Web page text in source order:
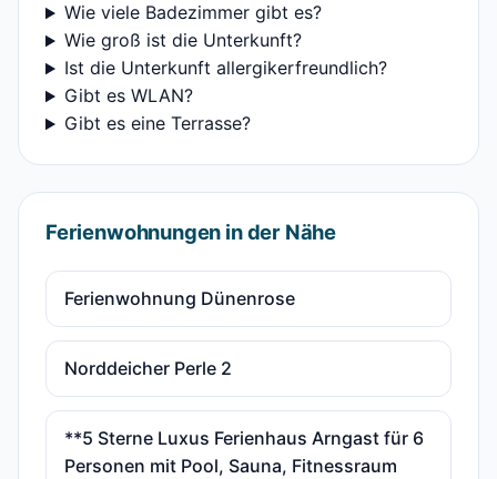
Wie viele Badezimmer gibt es?
Wie groß ist die Unterkunft?
Ist die Unterkunft allergikerfreundlich?
Gibt es WLAN?
Gibt es eine Terrasse?
Ferienwohnungen in der Nähe
Ferienwohnung Dünenrose
Norddeicher Perle 2
**5 Sterne Luxus Ferienhaus Arngast für 6
Personen mit Pool, Sauna, Fitnessraum